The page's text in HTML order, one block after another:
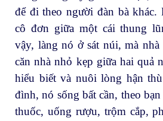
để đi theo người đàn bà khác.
cô đơn giữa một cái thung
vậy, làng nó ở sát núi, mà
căn nhà nhỏ kẹp giữa hai quả
hiểu biết và nuôi lòng hận
đình, nó sống bất cần, theo
thuốc, uống rượu, trộm cắp,